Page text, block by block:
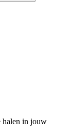
halen in jouw